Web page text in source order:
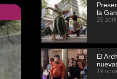
la
26
El
19